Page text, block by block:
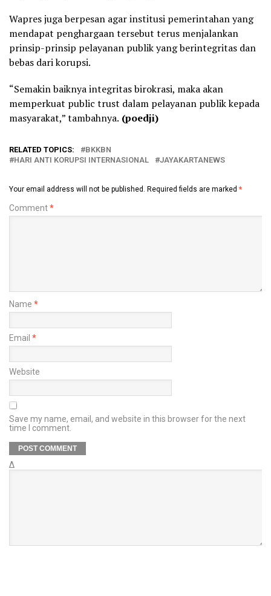
Wapres juga berpesan agar institusi pemerintahan yang
mendapat penghargaan tersebut terus menjalankan
prinsip-prinsip pelayanan publik yang berintegritas dan
bebas dari korupsi.
“Semakin baiknya integritas birokrasi, maka akan
memperkuat public trust dalam pelayanan publik kepada
masyarakat,” tambahnya. (poedji)
RELATED TOPICS:
BKKBN
HARI ANTI KORUPSI INTERNASIONAL
JAYAKARTANEWS
Your email address will not be published. Required fields are marked *
Comment*
Name *
Email *
Website
Save my name, email, and website in this browser for the next
time I comment.
Δ